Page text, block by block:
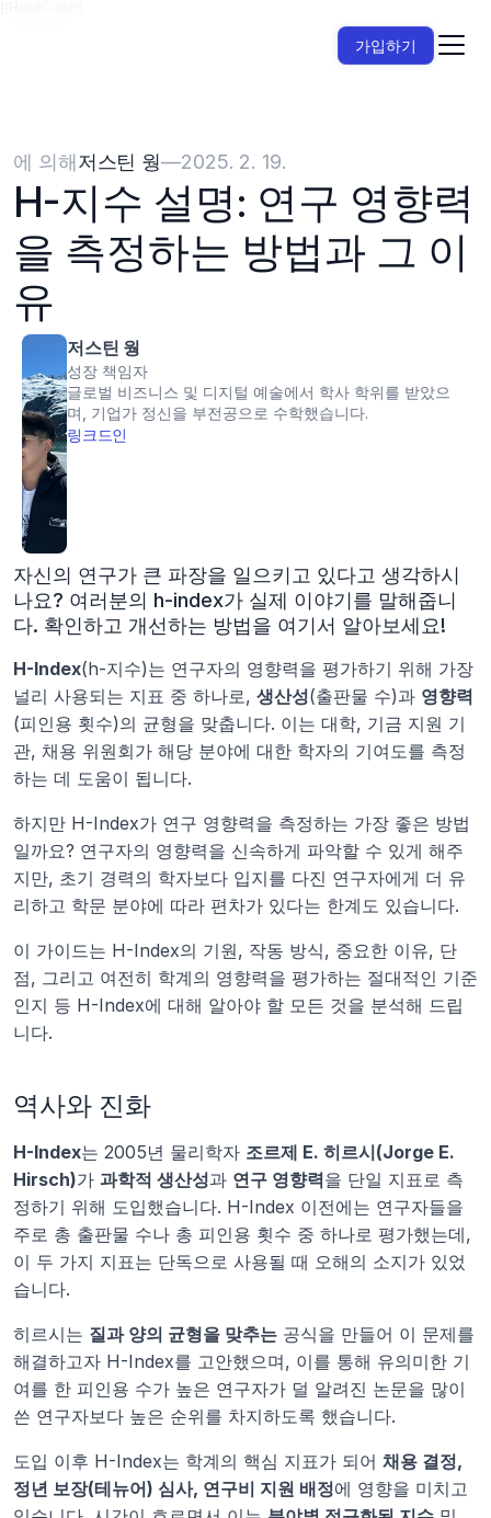
가입하기
에 의해저스틴 웡—2025. 2. 19.
H-지수 설명: 연구 영향력
을 측정하는 방법과 그 이
유
저스틴 웡
성장 책임자
글로벌 비즈니스 및 디지털 예술에서 학사 학위를 받았으
며, 기업가 정신을 부전공으로 수학했습니다.
링크드인
자신의 연구가 큰 파장을 일으키고 있다고 생각하시
나요? 여러분의 h-index가 실제 이야기를 말해줍니
다. 확인하고 개선하는 방법을 여기서 알아보세요!
H-Index(h-지수)는 연구자의 영향력을 평가하기 위해 가장
널리 사용되는 지표 중 하나로, 생산성(출판물 수)과 영향력
(피인용 횟수)의 균형을 맞춥니다. 이는 대학, 기금 지원 기
관, 채용 위원회가 해당 분야에 대한 학자의 기여도를 측정
하는 데 도움이 됩니다.
하지만 H-Index가 연구 영향력을 측정하는 가장 좋은 방법
일까요? 연구자의 영향력을 신속하게 파악할 수 있게 해주
지만, 초기 경력의 학자보다 입지를 다진 연구자에게 더 유
리하고 학문 분야에 따라 편차가 있다는 한계도 있습니다.
이 가이드는 H-Index의 기원, 작동 방식, 중요한 이유, 단
점, 그리고 여전히 학계의 영향력을 평가하는 절대적인 기준
인지 등 H-Index에 대해 알아야 할 모든 것을 분석해 드립
니다.
역사와 진화
H-Index는 2005년 물리학자 조르제 E. 히르시(Jorge E.
Hirsch)가 과학적 생산성과 연구 영향력을 단일 지표로 측
정하기 위해 도입했습니다. H-Index 이전에는 연구자들을
주로 총 출판물 수나 총 피인용 횟수 중 하나로 평가했는데,
이 두 가지 지표는 단독으로 사용될 때 오해의 소지가 있었
습니다.
히르시는 질과 양의 균형을 맞추는 공식을 만들어 이 문제를
해결하고자 H-Index를 고안했으며, 이를 통해 유의미한 기
여를 한 피인용 수가 높은 연구자가 덜 알려진 논문을 많이
쓴 연구자보다 높은 순위를 차지하도록 했습니다.
도입 이후 H-Index는 학계의 핵심 지표가 되어 채용 결정,
정년 보장(테뉴어) 심사, 연구비 지원 배정에 영향을 미치고